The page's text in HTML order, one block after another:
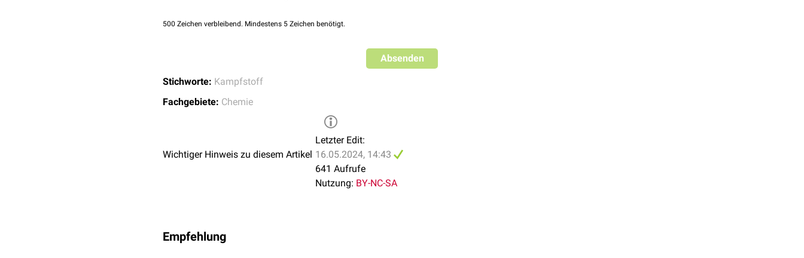
500 Zeichen verbleibend. Mindestens 5 Zeichen benötigt.
Absenden
Stichworte: Kampfstoff
Fachgebiete: Chemie
Wichtiger Hinweis zu diesem Artikel
Letzter Edit:
16.05.2024, 14:43
641 Aufrufe
Nutzung: BY-NC-SA
Empfehlung